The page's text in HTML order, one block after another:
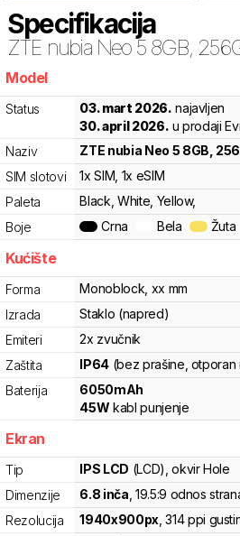
Specifikacija
ZTE nubia Neo 5 8GB,
Model
Status 03. mart 2026. najavljen
30. april 2026. u prodaji
Naziv
ZTE nubia Neo 5 8GB,
SIM slotovi
1x SIM , 1x eSIM
Paleta
Black, White, Yellow,
Boje
Crna Bela Žuta
Kućište
Forma Monoblock xx mm
Izrada
Staklo (napred)
Emiteri
2x zvučnik
Zaštita
IP64 (bez prašine,
Baterija
6050mAh
45W kabl punjenje
Ekran
Tip IPS LCD (LCD) , okvir Hole
Dimenzije
6.8 inča , 19.5:9 odnos
Rezolucija
1940x900px ,314ppi